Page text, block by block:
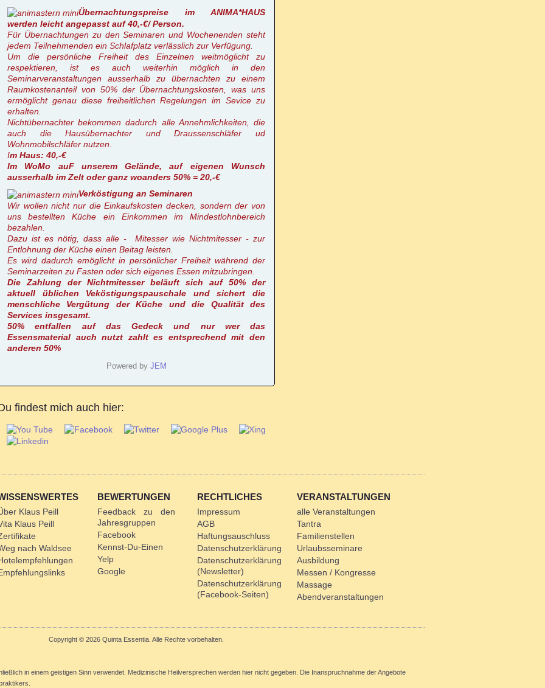
Übernachtungspreise im ANIMA*HAUS
werden leicht angepasst auf 40,-€/ Person.
Für Übernachtungen zu den Seminaren und Wochenenden steht
jedem Teilnehmenden ein Schlafplatz verlässlich zur Verfügung.
Um die persönliche Freiheit des Einzelnen weitmöglicht zu
respektieren, ist es auch weiterhin möglich in den
Seminarveranstaltungen ausserhalb zu übernachten zu einem
Raumkostenanteil von 50% der Übernachtungskosten, was uns
ermöglicht genau diese freiheitlichen Regelungen im Sevice zu
erhalten.
Nichtübernachter bekommen dadurch alle Annehmlichkeiten, die
auch die Hausübernachter und Draussenschläfer ud
Wohnmobilschläfer nutzen.
Im Haus: 40,-€
Im WoMo auF unserem Gelände, auf eigenen Wunsch
ausserhalb im Zelt oder ganz woanders 50% = 20,-€
Verköstigung an Seminaren
Wir wollen nicht nur die Einkaufskosten decken, sondern der von
uns bestellten Küche ein Einkommen im Mindestlohnbereich
bezahlen.
Dazu ist es nötig, dass alle - Mitesser wie Nichtmitesser - zur
Entlohnung der Küche einen Beitag leisten.
Es wird dadurch emöglicht in persönlicher Freiheit während der
Seminarzeiten zu Fasten oder sich eigenes Essen mitzubringen.
Die Zahlung der Nichtmitesser beläuft sich auf 50% der
aktuell üblichen Veköstigungspauschale und sichert die
menschliche Vergütung der Küche und die Qualität des
Services insgesamt.
50% entfallen auf das Gedeck und nur wer das
Essensmaterial auch nutzt zahlt es entsprechend mit den
anderen 50%
Powered by JEM
findest mich auch hier:
Klaus Peill
Klaus Peill
nach Waldsee
BEWERTUNGEN
Feedback zu den
Jahresgruppen
Facebook
Kennst-Du-Einen
Yelp
Google
RECHTLICHES
Impressum
AGB
Haftungsauschluss
Datenschutzerklärung
Datenschutzerklärung
(Newsletter)
Datenschutzerklärung
(Facebook-Seiten)
VERANSTALTUNGEN
alle Veranstaltungen
Tantra
Familienstellen
Urlaubsseminare
Ausbildung
Messen / Kongresse
Massage
Abendveranstaltungen
Copyright © 2026 Quinta Essentia. Alle Rechte vorbehalten.
in einem geistigen Sinn verwendet. Medizinische Heilversprechen werden hier nicht gegeben. Die Inanspruchnahme der Angebote